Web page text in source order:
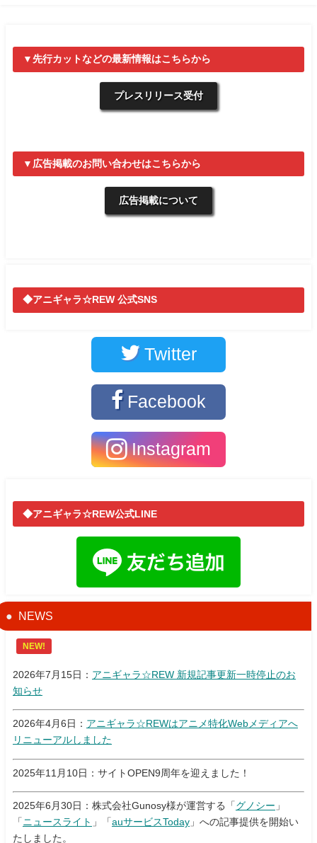
▼先行カットなどの最新情報はこちらから
プレスリリース受付
▼広告掲載のお問い合わせはこちらから
広告掲載について
◆アニギャラ☆REW 公式SNS
Twitter
Facebook
Instagram
◆アニギャラ☆REW公式LINE
NEWS
NEW!
2026年7月15日： アニギャラ☆REW 新規記事更新一時停止のお
知らせ
2026年4月6日： アニギャラ☆REWはアニメ特化Webメディアへ
リニューアルしました
2025年11月10日：サイトOPEN9周年を迎えました！
2025年6月30日：株式会社Gunosy様が運営する「 グノシー 」
「 ニュースライト 」「 auサービスToday 」への記事提供を開始い
たしました。